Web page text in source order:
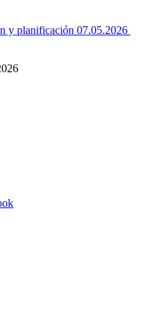
y planificación 07.05.2026